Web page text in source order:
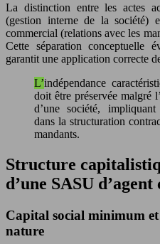
La distinction entre les actes
(gestion interne de la société)
commercial (relations avec les
Cette séparation conceptuelle
garantit une application correcte
L’indépendance caractéristique de l’agent commercial
doit être préservée malgré
d’une société,
dans la structuration
mandants.
Structure
d’une SASU
Capital social minimum
nature